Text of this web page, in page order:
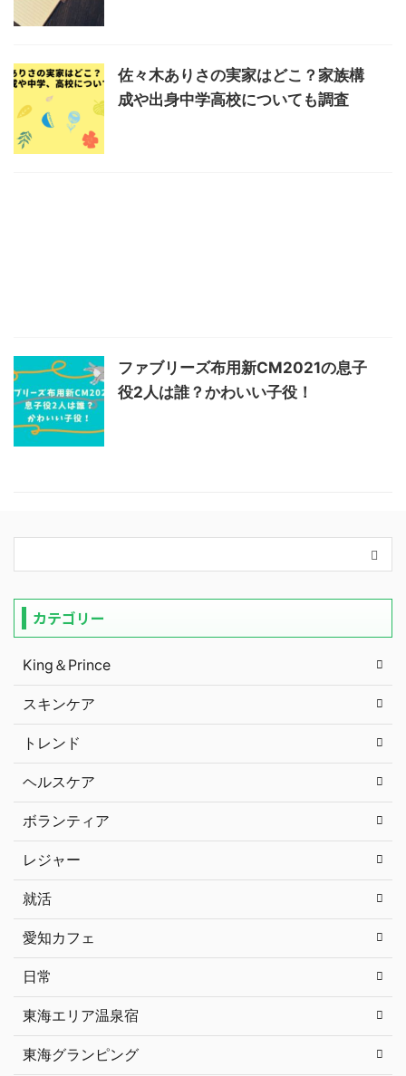
佐々木ありさの実家はどこ？家族構
成や出身中学高校についても調査
ファブリーズ布用新CM2021の息子
役2人は誰？かわいい子役！
カテゴリー
King＆Prince
スキンケア
トレンド
ヘルスケア
ボランティア
レジャー
就活
愛知カフェ
日常
東海エリア温泉宿
東海グランピング